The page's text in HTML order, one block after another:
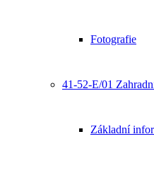
Fotografie
41-52-E/01
Základní